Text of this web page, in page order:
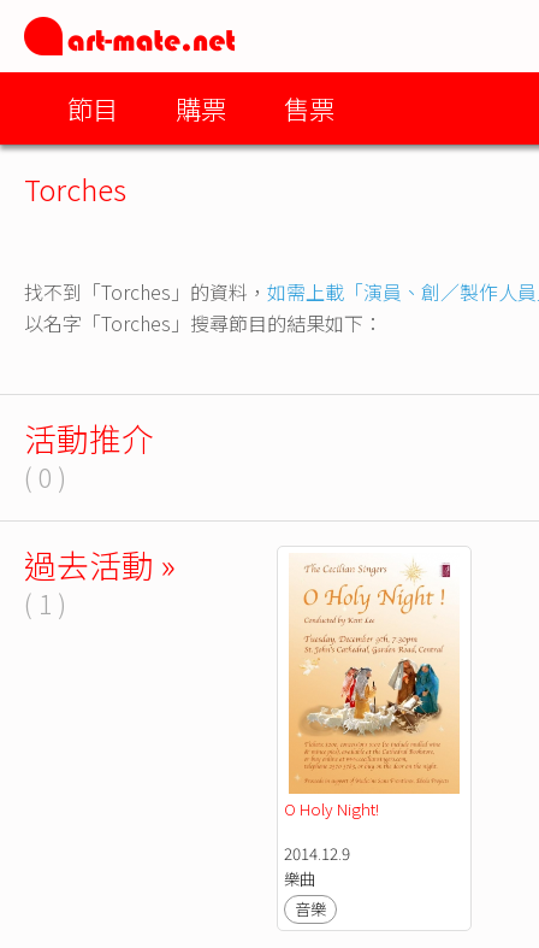
節目 購票 售票
Torches
找不到「Torches」的資料， 如需上載「演員、創／製作人
以名字「Torches」搜尋節目的結果如下：
活動推介
( 0 )
過去活動 »
( 1 )
O Holy Night!
2014.12.9
樂曲
音樂